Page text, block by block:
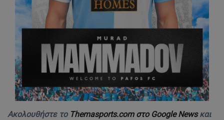
Ακολουθήστε το Themasports.com στο Google Newsκαι